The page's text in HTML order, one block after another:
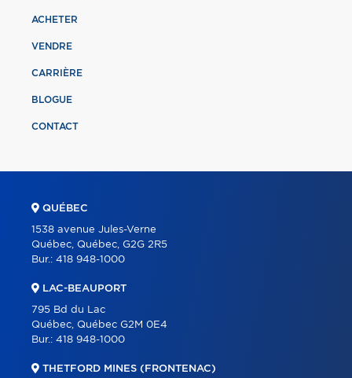
ACHETER
VENDRE
CARRIÈRE
BLOGUE
CONTACT
QUÉBEC
1538 avenue Jules-Verne
Québec, Québec, G2G 2R5
Bur.: 418 948-1000
LAC-BEAUPORT
795 Bd du Lac
Québec, Québec G2M 0E4
Bur.: 418 948-1000
THETFORD MINES (FRONTENAC)